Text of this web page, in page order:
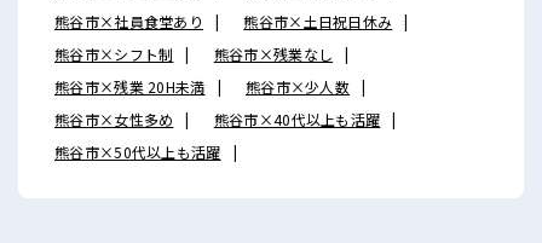
熊谷市×社員食堂あり
熊谷市×土日祝日休み
熊谷市×シフト制
熊谷市×残業なし
熊谷市×残業 20H未満
熊谷市×少人数
熊谷市×女性多め
熊谷市×40代以上も活躍
熊谷市×50代以上も活躍